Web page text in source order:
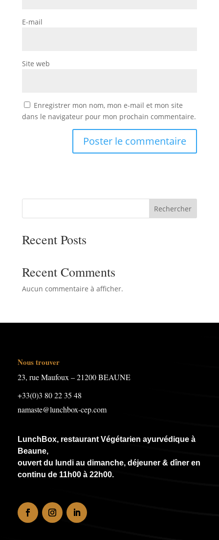
E-mail
Site web
Enregistrer mon nom, mon e-mail et mon site
dans le navigateur pour mon prochain commentaire.
Rechercher
Recent Posts
Recent Comments
Aucun commentaire à afficher.
Nous trouver
23, rue Maufoux – 21200 BEAUNE
+33(0)3 80 22 35 48
namaste@lunchbox-cep.com
LunchBox, restaurant Végétarien ayurvédique à
Beaune,
ouvert du lundi au dimanche, déjeuner & dîner en
continu de 11h00 à 22h00.